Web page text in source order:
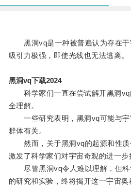
黑洞vq是一种被普遍认为存在于
吸引力极强，即使光线也无法逃离。
黑洞vq下载2024
科学家们一直在尝试解开黑洞vq
全理解。
一些研究表明，黑洞vq可能与宇
群体有关。
然而，关于黑洞vq的起源和性质
激发了科学家们对宇宙奇观的进一步
尽管黑洞vq令人难以理解，但科
的研究和实验，终将揭开这一宇宙奥